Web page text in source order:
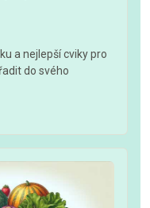
a nejlepší cviky pro
do svého